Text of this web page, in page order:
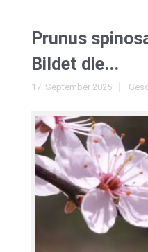
Prunus
Bildet die...
17. September 2025